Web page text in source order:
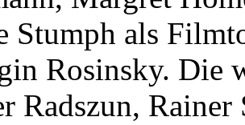
Stumph als
Rosinsky. Die
Radszun,